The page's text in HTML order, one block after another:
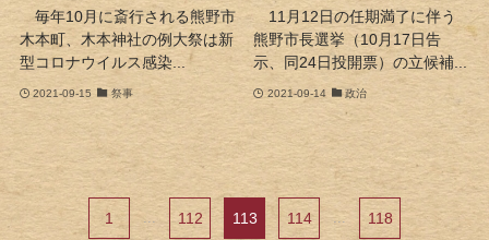
毎年10月に斎行される熊野市
木本町、木本神社の例大祭は新
型コロナウイルス感染...
2021-09-15 祭事
11月12日の任期満了に伴う
熊野市長選挙（10月17日告
示、同24日投開票）の立候補...
2021-09-14 政治
1 ... 112 113 114 ... 118